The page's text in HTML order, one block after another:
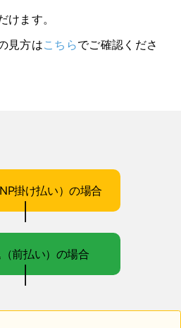
けます。
見方はこちらでご確認くださ
掛け払い）の場合
前払い）の場合